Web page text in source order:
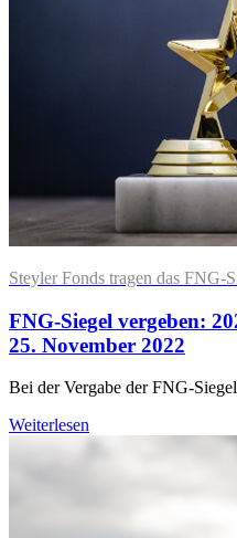
Steyler Fonds tragen das FNG-
FNG-Siegel vergeben:
25. November 2022
Bei der Vergabe der FNG-
Weiterlesen